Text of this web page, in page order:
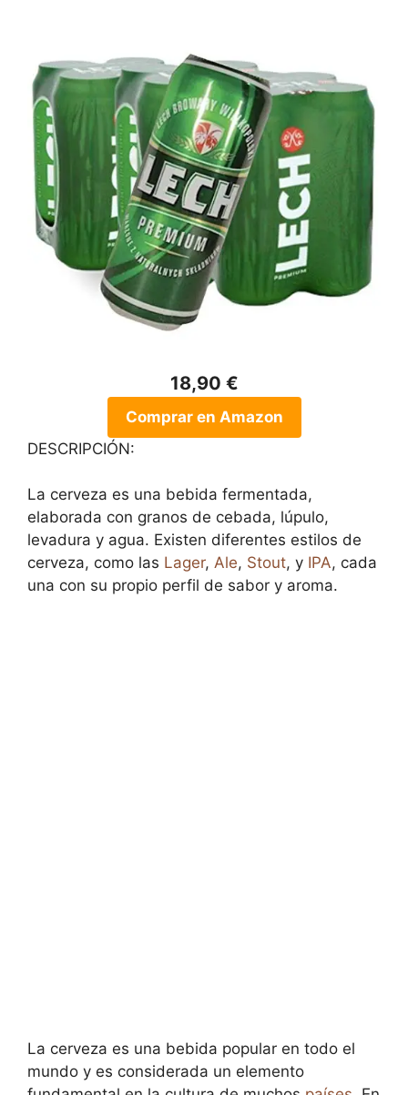
18,90 €
Comprar en Amazon
DESCRIPCIÓN:
La cerveza es una bebida fermentada,
elaborada con granos de cebada, lúpulo,
levadura y agua. Existen diferentes estilos de
cerveza, como las Lager, Ale, Stout, y IPA, cada
una con su propio perfil de sabor y aroma.
La cerveza es una bebida popular en todo el
mundo y es considerada un elemento